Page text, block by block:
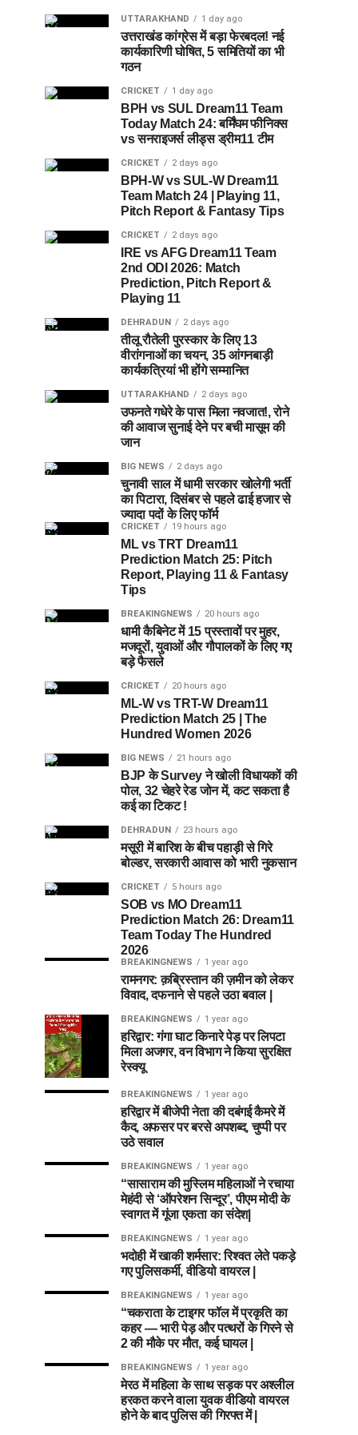
UTTARAKHAND 1 day ago
उत्तराखंड कांग्रेस में बड़ा फेरबदल! नई
कार्यकारिणी घोषित, 5 समितियों का भी
गठन
CRICKET 1 day ago
BPH vs SUL Dream11 Team
Today Match 24: बर्मिंघम फीनिक्स
vs सनराइजर्स लीड्स ड्रीम11 टीम
CRICKET 2 days ago
BPH-W vs SUL-W Dream11
Team Match 24 | Playing 11,
Pitch Report & Fantasy Tips
CRICKET 2 days ago
IRE vs AFG Dream11 Team
2nd ODI 2026: Match
Prediction, Pitch Report &
Playing 11
DEHRADUN 2 days ago
तीलू रौतेली पुरस्कार के लिए 13
वीरांगनाओं का चयन, 35 आंगनबाड़ी
कार्यकत्रियां भी होंगे सम्मानित
UTTARAKHAND 2 days ago
उफनते गधेरे के पास मिला नवजात!, रोने
की आवाज सुनाई देने पर बची मासूम की
जान
BIG NEWS 2 days ago
चुनावी साल में धामी सरकार खोलेगी भर्ती
का पिटारा, दिसंबर से पहले ढाई हजार से
ज्यादा पदों के लिए फॉर्म
CRICKET 19 hours ago
ML vs TRT Dream11
Prediction Match 25: Pitch
Report, Playing 11 & Fantasy
Tips
BREAKINGNEWS 20 hours ago
धामी कैबिनेट में 15 प्रस्तावों पर मुहर,
मजदूरों, युवाओं और गौपालकों के लिए गए
बड़े फैसले
CRICKET 20 hours ago
ML-W vs TRT-W Dream11
Prediction Match 25 | The
Hundred Women 2026
BIG NEWS 21 hours ago
BJP के Survey ने खोली विधायकों की
पोल, 32 चेहरे रेड जोन में, कट सकता है
कई का टिकट !
DEHRADUN 23 hours ago
मसूरी में बारिश के बीच पहाड़ी से गिरे
बोल्डर, सरकारी आवास को भारी नुकसान
CRICKET 5 hours ago
SOB vs MO Dream11
Prediction Match 26: Dream11
Team Today The Hundred
2026
BREAKINGNEWS 1 year ago
रामनगर: क़ब्रिस्तान की ज़मीन को लेकर
विवाद, दफनाने से पहले उठा बवाल |
BREAKINGNEWS 1 year ago
हरिद्वार: गंगा घाट किनारे पेड़ पर लिपटा
मिला अजगर, वन विभाग ने किया सुरक्षित
रेस्क्यू
BREAKINGNEWS 1 year ago
हरिद्वार में बीजेपी नेता की दबंगई कैमरे में
कैद, अफसर पर बरसे अपशब्द, चुप्पी पर
उठे सवाल
BREAKINGNEWS 1 year ago
“सासाराम की मुस्लिम महिलाओं ने रचाया
मेहंदी से ‘ऑपरेशन सिन्दूर’, पीएम मोदी के
स्वागत में गूंजा एकता का संदेश|
BREAKINGNEWS 1 year ago
भदोही में खाकी शर्मसार: रिश्वत लेते पकड़े
गए पुलिसकर्मी, वीडियो वायरल |
BREAKINGNEWS 1 year ago
“चकराता के टाइगर फॉल में प्रकृति का
कहर — भारी पेड़ और पत्थरों के गिरने से
2 की मौके पर मौत, कई घायल |
BREAKINGNEWS 1 year ago
मेरठ में महिला के साथ सड़क पर अश्लील
हरकत करने वाला युवक वीडियो वायरल
होने के बाद पुलिस की गिरफ्त में |